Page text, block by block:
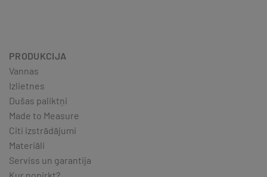
PRODUKCIJA
Vannas
Izlietnes
Dušas paliktņi
Made to Measure
Citi izstrādājumi
Materiāli
Serviss un garantija